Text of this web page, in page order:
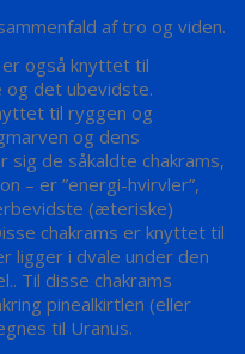
af tro og viden.
er også knyttet til
og det ubevidste.
til ryggen og
og dens
de såkaldte chakrams,
– er ”energi-hvirvler”,
(æteriske)
chakrams er knyttet til
ligger i dvale under den
Til disse chakrams
pinealkirtlen (eller
til Uranus.